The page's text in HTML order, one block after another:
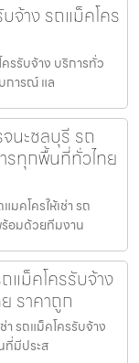
จ้าง รถแม็คโคร
ครรับจ้าง บริการทั่ว
การณ์ แล
นะชลบุรี รถ
รทุกพื้นที่ทั่วไทย
คโครให้เช่า รถ
ร้อมด้วยทีมงาน
แม็คโครรับจ้าง
ราคาถูก
า รถแม็คโครรับจ้าง
ที่มีประส